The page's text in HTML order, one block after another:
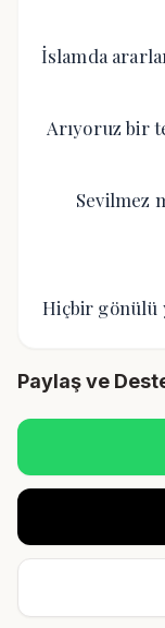
İslamda
Arıyoruz bir
Sevilmez
Hiçbir gönülü
Paylaş ve